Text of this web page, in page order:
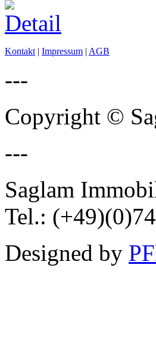
Kontakt | Impressum | AGB
---
Copyright ©
---
Saglam
Tel.:
Designed by